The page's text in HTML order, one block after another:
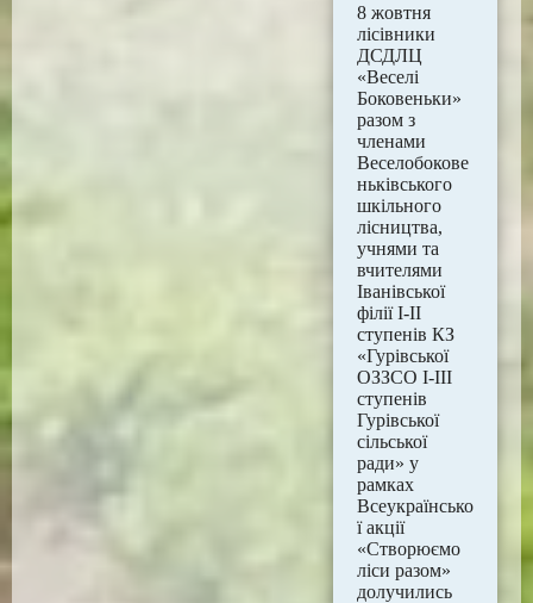
8 жовтня
лісівники
ДСДЛЦ
«Веселі
Боковеньки»
разом з
членами
Веселобокове
ньківського
шкільного
лісництва,
учнями та
вчителями
Іванівської
філії І-ІІ
ступенів КЗ
«Гурівської
ОЗЗСО І-ІІІ
ступенів
Гурівської
сільської
ради» у
рамках
Всеукраїнсько
ї акції
«Створюємо
ліси разом»
долучились